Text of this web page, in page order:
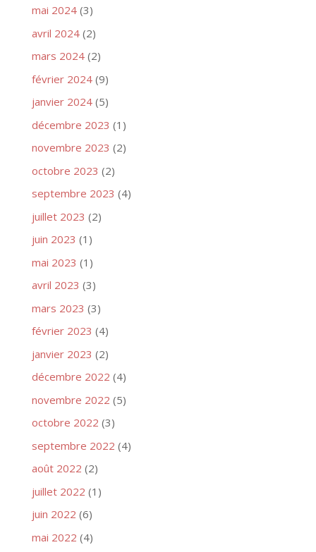
mai 2024(3)
avril 2024(2)
mars 2024(2)
février 2024(9)
janvier 2024(5)
décembre 2023 (1)
novembre 2023 (2)
octobre 2023 (2)
septembre 2023 (4)
juillet 2023 (2)
juin 2023 (1)
mai 2023 (1)
avril 2023 (3)
mars 2023 (3)
février 2023 (4)
janvier 2023 (2)
décembre 2022 (4)
novembre 2022 (5)
octobre 2022 (3)
septembre 2022 (4)
août 2022 (2)
juillet 2022 (1)
juin 2022 (6)
mai 2022 (4)